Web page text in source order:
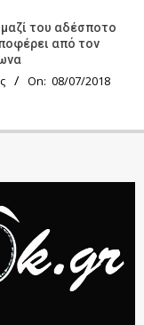
του αδέσποτο
από τον
On: 08/07/2018